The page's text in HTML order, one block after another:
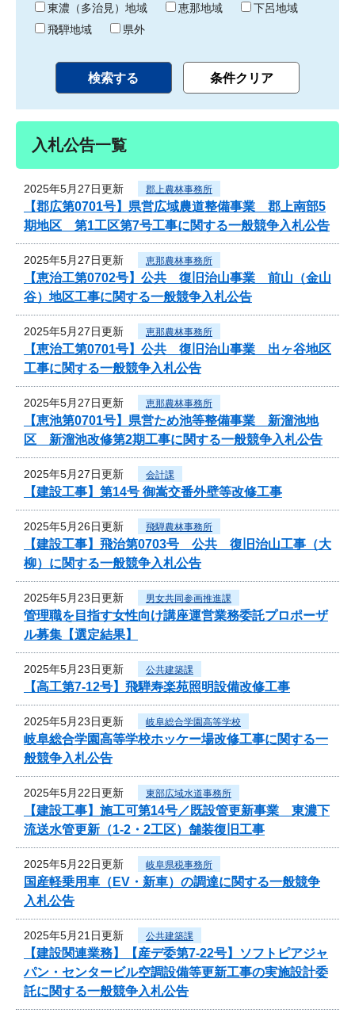
東濃（多治見）地域
恵那地域
下呂地域
飛騨地域
県外
入札公告一覧
2025年5月27日更新 郡上農林事務所
【郡広第0701号】県営広域農道整備事業 郡上南部5
期地区 第1工区第7号工事に関する一般競争入札公告
2025年5月27日更新 恵那農林事務所
【恵治工第0702号】公共 復旧治山事業 前山（金山
谷）地区工事に関する一般競争入札公告
2025年5月27日更新 恵那農林事務所
【恵治工第0701号】公共 復旧治山事業 出ヶ谷地区
工事に関する一般競争入札公告
2025年5月27日更新 恵那農林事務所
【恵池第0701号】県営ため池等整備事業 新溜池地
区 新溜池改修第2期工事に関する一般競争入札公告
2025年5月27日更新 会計課
【建設工事】第14号 御嵩交番外壁等改修工事
2025年5月26日更新 飛騨農林事務所
【建設工事】飛治第0703号 公共 復旧治山工事（大
柳）に関する一般競争入札公告
2025年5月23日更新 男女共同参画推進課
管理職を目指す女性向け講座運営業務委託プロポーザ
ル募集【選定結果】
2025年5月23日更新 公共建築課
【高工第7-12号】飛騨寿楽苑照明設備改修工事
2025年5月23日更新 岐阜総合学園高等学校
岐阜総合学園高等学校ホッケー場改修工事に関する一
般競争入札公告
2025年5月22日更新 東部広域水道事務所
【建設工事】施工可第14号／既設管更新事業 東濃下
流送水管更新（1-2・2工区）舗装復旧工事
2025年5月22日更新 岐阜県税事務所
国産軽乗用車（EV・新車）の調達に関する一般競争
入札公告
2025年5月21日更新 公共建築課
【建設関連業務】【産デ委第7-22号】ソフトピアジャ
パン・センタービル空調設備等更新工事の実施設計委
託に関する一般競争入札公告